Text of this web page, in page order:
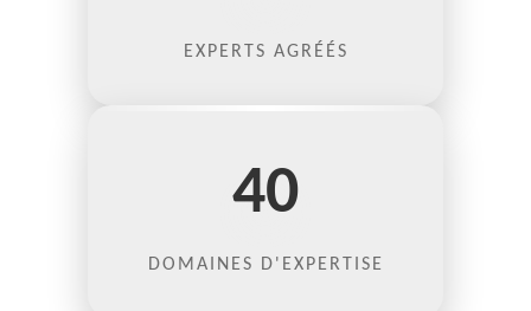
EXPERTS AGRÉÉS
40
DOMAINES D'EXPERTISE